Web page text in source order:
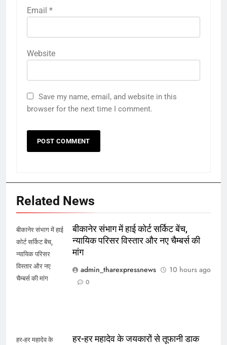
Email *
Website
Save my name, email, and website in this
browser for the next time I comment.
Related News
बीकानेर संभाग में हाई
कोर्ट सर्किट बेंच,
न्यायिक परिसर
विस्तार और नए
चैम्बर्स की मांग
बीकानेर संभाग में हाई कोर्ट सर्किट बेंच,
न्यायिक परिसर विस्तार और नए चैम्बर्स की
मांग
admin_tharexpressnews
10 hours ago
0
हर-हर महादेव के
हर-हर महादेव के जयकारों से तूफानी डाक